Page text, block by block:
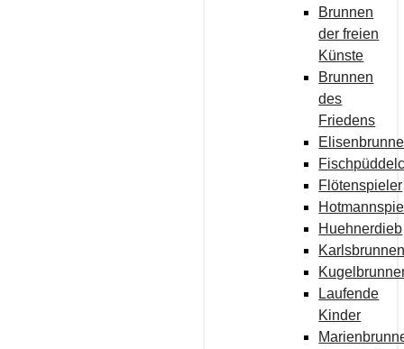
Brunnen
der freien
Künste
Brunnen
des
Friedens
Flötenspieler
Huehnerdieb
Laufende
Kinder